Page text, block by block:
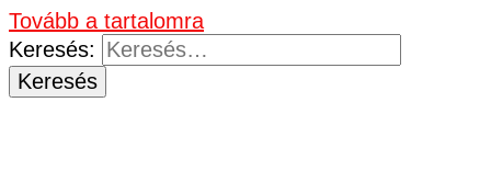
Tovább a tartalomra
Keresés: